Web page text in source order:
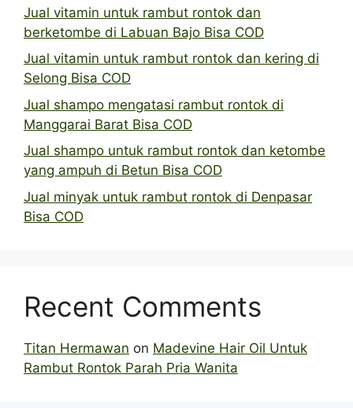
Jual vitamin untuk rambut rontok dan
berketombe di Labuan Bajo Bisa COD
Jual vitamin untuk rambut rontok dan kering di
Selong Bisa COD
Jual shampo mengatasi rambut rontok di
Manggarai Barat Bisa COD
Jual shampo untuk rambut rontok dan ketombe
yang ampuh di Betun Bisa COD
Jual minyak untuk rambut rontok di Denpasar
Bisa COD
Recent Comments
Titan Hermawan on Madevine Hair Oil Untuk
Rambut Rontok Parah Pria Wanita